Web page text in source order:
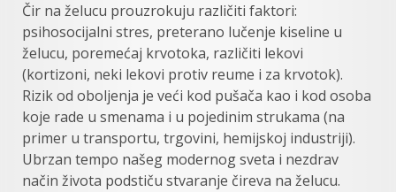
Čir na želucu prouzrokuju različiti faktori:
psihosocijalni stres, preterano lučenje kiseline u
želucu, poremećaj krvotoka, različiti lekovi
(kortizoni, neki lekovi protiv reume i za krvotok).
Rizik od oboljenja je veći kod pušača kao i kod osoba
koje rade u smenama i u pojedinim strukama (na
primer u transportu, trgovini, hemijskoj industriji).
Ubrzan tempo našeg modernog sveta i nezdrav
način života podstiču stvaranje čireva na želucu.